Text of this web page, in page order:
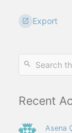
Recent
Asena
Export